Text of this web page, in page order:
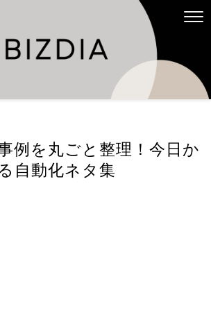
例を丸ごと整理！今日か
自動化ネタ集